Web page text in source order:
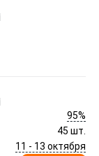
95%
45 шт.
11 - 13 октября